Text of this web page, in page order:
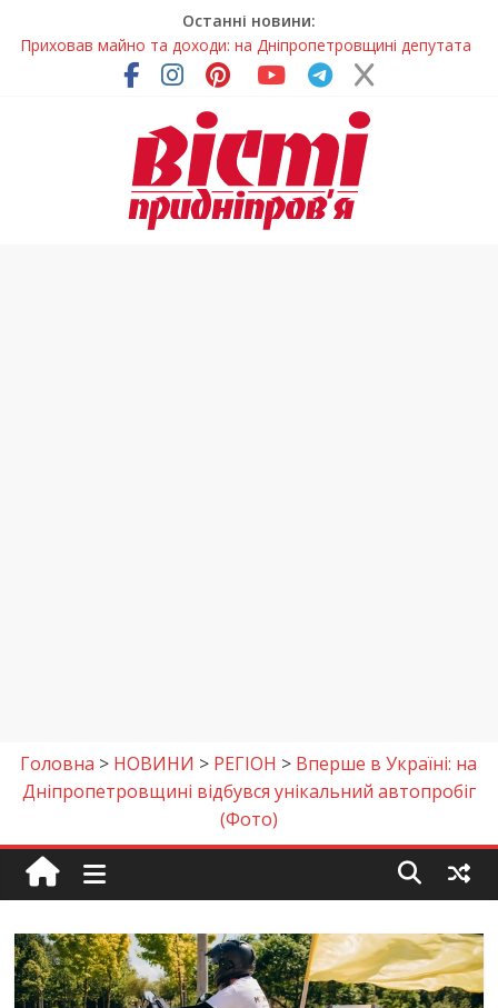
Останні новини:
Приховав майно та доходи: на Дніпропетровщині депутата
сільради визнали винним
На Дніпропетровщині зафіксували рясне цвітіння рідкісних
У Дніпрі змагалися найсильніші яхтсмени України (фото)
Гречана каша з овочами і яйцем: легкий домашній рецепт
Спортсменка з Кам’янського встановила рекорд
Дніпропетровщини з пауерліфтингу
Головна > НОВИНИ > РЕГІОН > Вперше в Україні: на
Дніпропетровщині відбувся унікальний автопробіг
(Фото)